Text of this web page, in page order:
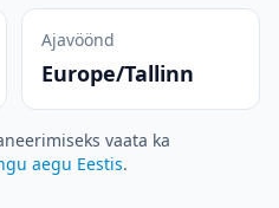
Ajavöönd
Europe/Tallinn
vaata ka
aegu Eestis.